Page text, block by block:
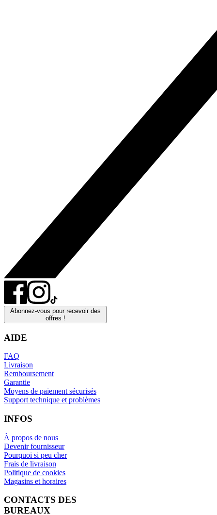
Abonnez-vous pour recevoir des
offres !
AIDE
FAQ
Livraison
Remboursement
Garantie
Moyens de paiement sécurisés
Support technique et problèmes
INFOS
À propos de nous
Devenir fournisseur
Pourquoi si peu cher
Frais de livraison
Politique de cookies
Magasins et horaires
CONTACTS DES
BUREAUX